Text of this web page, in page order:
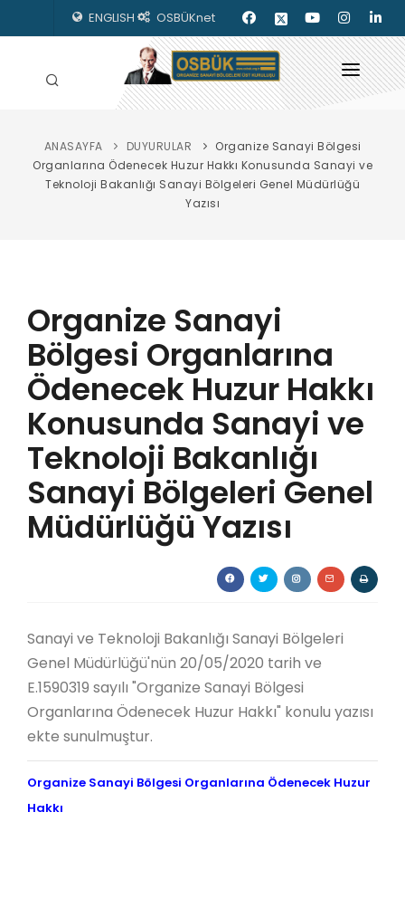
ENGLISH OSBÜKnet
HAKKIMIZDA
OSBÜK ORGANLARI
YAYINLARIMIZ
ENERJİ İZLEME
İLETİŞİM
ANASAYFA DUYURULAR
Organize Sanayi Bölgesi
Organlarına Ödenecek Huzur Hakkı Konusunda Sanayi ve
Teknoloji Bakanlığı Sanayi Bölgeleri Genel Müdürlüğü
Yazısı
Organize Sanayi
Bölgesi Organlarına
Ödenecek Huzur Hakkı
Konusunda Sanayi ve
Teknoloji Bakanlığı
Sanayi Bölgeleri Genel
Müdürlüğü Yazısı
Sanayi ve Teknoloji Bakanlığı Sanayi Bölgeleri
Genel Müdürlüğü'nün 20/05/2020 tarih ve
E.1590319 sayılı "Organize Sanayi Bölgesi
Organlarına Ödenecek Huzur Hakkı" konulu yazısı
ekte sunulmuştur.
Organize Sanayi Bölgesi Organlarına Ödenecek Huzur
Hakkı